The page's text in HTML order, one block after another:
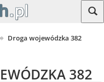
Droga wojewódzka 382
382